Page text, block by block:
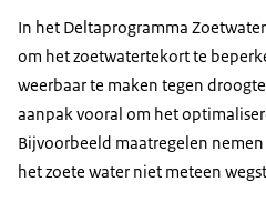
In het Deltaprogramma
om het zoetwatertekort te
weerbaar te maken tegen
aanpak vooral om het
Bijvoorbeeld maatregelen
het zoete water niet meteen